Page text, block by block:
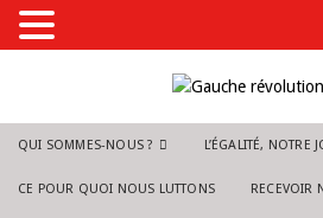
QUI SOMMES-NOUS ? L’ÉGALITÉ, NOTRE
CE POUR QUOI NOUS LUTTONS RECEVOIR